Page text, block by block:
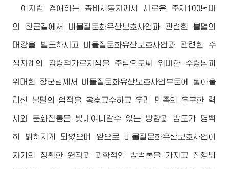
이처럼 경애하는 총비서동지께서 새로운 주체100년대
의 진군길에서 비물질문화유산보호사업과 관련한 불멸의
대강을 발표하시고 비물질문화유산보호사업과 관련한 수
십차례의 강령적가르치심을 주심으로써 위대한 수령님 과
위대한 장군님께서 비물질문화유산보호사업부문에 쌓아올
리신 불멸의 업적을 옹호고수하고 우리 민족의 유구한 력
사와 문화전통을 빛내여나갈수 있는 방향과 방도가 명백
히 밝혀지게 되였으며 앞으로 비물질문화유산보호사업이
자기의 정확한 원칙과 과학적인 방법론을 가지고 진행되